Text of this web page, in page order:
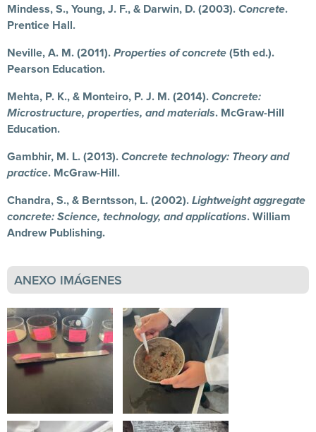
Mindess, S., Young, J. F., & Darwin, D. (2003).Concrete.
Prentice Hall.
Neville, A. M. (2011).Properties of concrete(5th ed.).
Pearson Education.
Mehta, P. K., & Monteiro, P. J. M. (2014).Concrete:
Microstructure, properties, and materials. McGraw-Hill
Education.
Gambhir, M. L. (2013).Concrete technology: Theory and
practice. McGraw-Hill.
Chandra, S., & Berntsson, L. (2002).Lightweight aggregate
concrete: Science, technology, and applications. William
Andrew Publishing.
ANEXO IMÁGENES